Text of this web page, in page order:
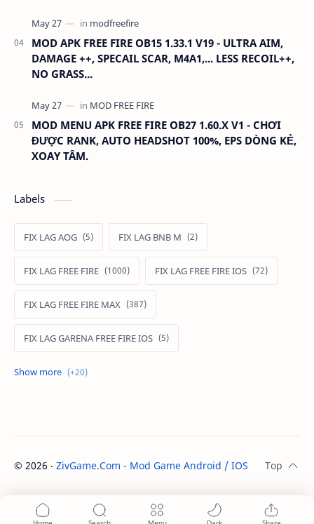
MOD APK FREE FIRE OB15 1.33.1 V19 - ULTRA AIM,
DAMAGE ++, SPECAIL SCAR, M4A1,... LESS RECOIL++,
NO GRASS...
MOD MENU APK FREE FIRE OB27 1.60.X V1 - CHƠI
ĐƯỢC RANK, AUTO HEADSHOT 100%, EPS DÒNG KẺ,
XOAY TÂM.
Labels
FIX LAG AOG FIX LAG BNB M
FIX LAG FREE FIRE FIX LAG FREE FIRE IOS
FIX LAG FREE FIRE MAX
FIX LAG GARENA FREE FIRE IOS
FIX LAG LIÊN QUÂN MOBILE
MOD APK FREE FIRE MOD DATA FREE FIRE
MOD DATA PUBG MOD FREE FIRE
MOD FREE FIRE IOS MOD GAME MOBILE
© 2026 ‧ ZivGame.Com - Mod Game Android / IOS . All rights